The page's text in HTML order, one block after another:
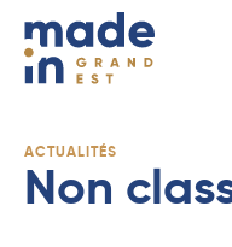
ACTUALITÉS
Non